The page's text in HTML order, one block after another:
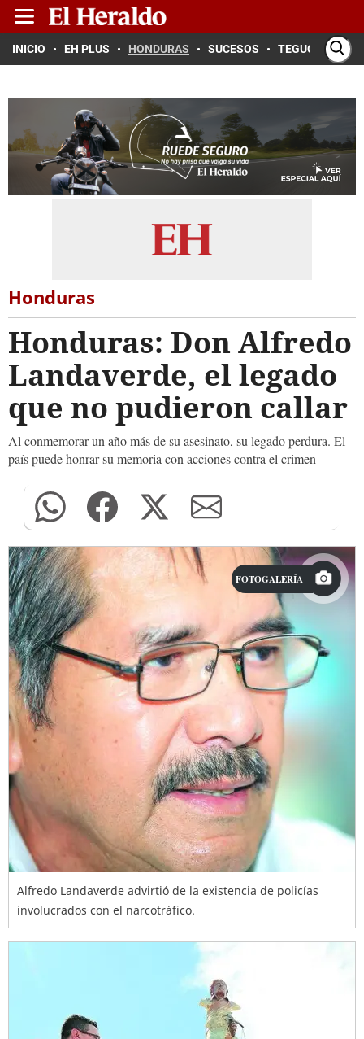
INICIO EH PLUS HONDURAS SUCESOS TEGUCIGALPA
Honduras
Honduras: Don Alfredo
Landaverde, el legado
que no pudieron callar
Al conmemorar un año más de su asesinato, su legado perdura. El
país puede honrar su memoria con acciones contra el crimen
FOTOGALERÍA
Alfredo Landaverde advirtió de la existencia de policías
involucrados con el narcotráfico.